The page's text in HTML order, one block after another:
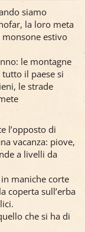
siamo
la loro meta
estivo
le montagne
il paese si
le strade